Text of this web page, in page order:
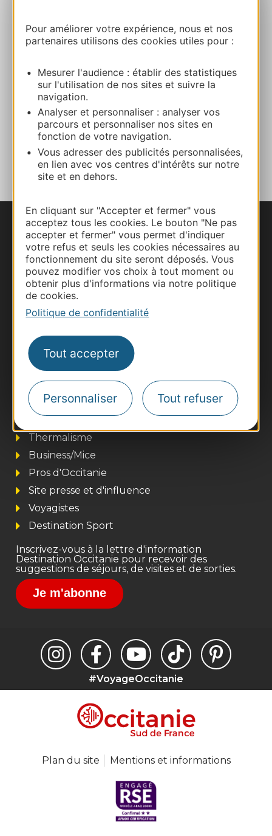
Pour améliorer votre expérience, nous et nos
partenaires utilisons des cookies utiles pour :
Mesurer l'audience : établir des statistiques
sur l'utilisation de nos sites et suivre la
navigation.
Analyser et personnaliser : analyser vos
parcours et personnaliser nos sites en
fonction de votre navigation.
Vous adresser des publicités personnalisées,
en lien avec vos centres d'intérêts sur notre
site et en dehors.
En cliquant sur "Accepter et fermer" vous
acceptez tous les cookies. Le bouton "Ne pas
accepter et fermer" vous permet d'indiquer
votre refus et seuls les cookies nécessaires au
fonctionnement du site seront déposés. Vous
pouvez modifier vos choix à tout moment ou
obtenir plus d'informations via notre politique
de cookies.
Politique de confidentialité
Tout accepter
Personnaliser Tout refuser
E-mail
Site internet
Facebook
AU CARNET
Nous contacter
Carte interactive
Documentation
Thermalisme
Business/Mice
Pros d'Occitanie
Site presse et d'influence
Voyagistes
Destination Sport
Inscrivez-vous à la lettre d'information
Destination Occitanie pour recevoir des
suggestions de séjours, de visites et de sorties.
Je m'abonne
#VoyageOccitanie
Plan du site Mentions et informations